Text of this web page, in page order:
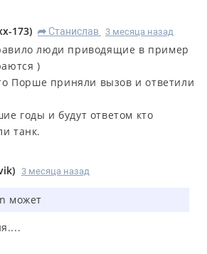
173) R Станислав 3 месяца назад
люди приводящие в пример
)
Порше приняли вызов и ответили
годы и будут ответом кто
танк.
) 3 месяца назад
может